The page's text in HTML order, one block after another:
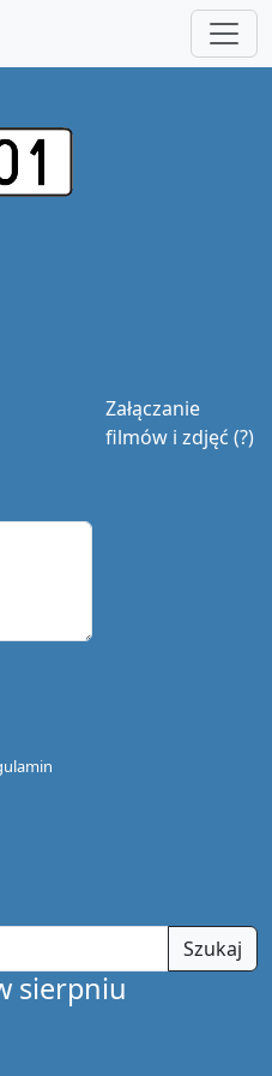
Załączanie
filmów i zdjęć (?)
Szukaj
sierpniu